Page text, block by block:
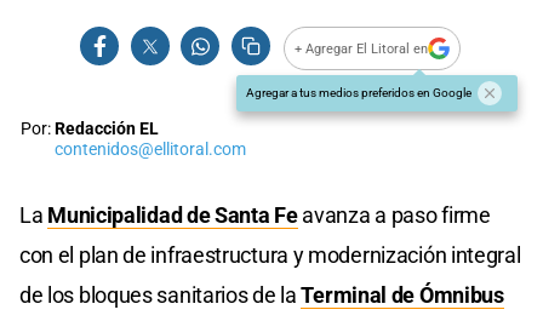
+ Agregar El Litoral en
Agregar a tus medios preferidos en Google
Por:Redacción EL
contenidos@ellitoral.com
La Municipalidad de Santa Feavanza a paso firme
con el plan de infraestructura y modernización integral
de los bloques sanitarios de laTerminal de Ómnibus